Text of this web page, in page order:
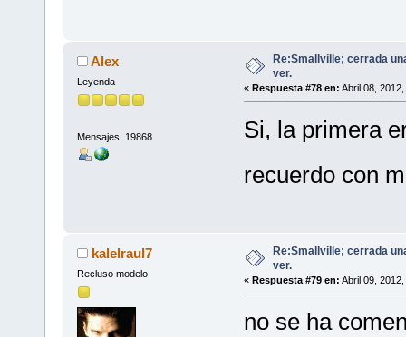
Alex
Leyenda
Mensajes: 19868
Re:Smallville; cerrada
ver.
« Respuesta #78 en: Abril 08,
Si, la primera
recuerdo con
kalelraul7
Recluso modelo
Re:Smallville; cerrada
ver.
« Respuesta #79 en: Abril 09,
no se ha